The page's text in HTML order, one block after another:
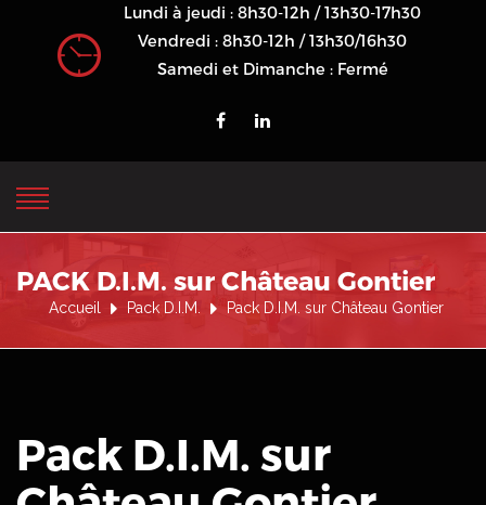
Lundi à jeudi : 8h30-12h / 13h30-17h30
Vendredi : 8h30-12h / 13h30/16h30
Samedi et Dimanche : Fermé
PACK D.I.M. sur Château Gontier
Accueil Pack D.I.M. Pack D.I.M. sur Château Gontier
Pack D.I.M. sur